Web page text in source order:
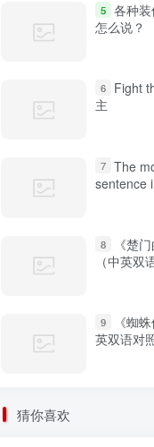
5 各种
怎么说？
6
Fight
主
7 The
sentence
8
《楚
（中英双
9
《蜘
英双语对
猜你喜欢